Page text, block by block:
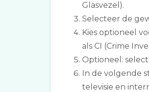
Glasvezel).
Selecteer de
Kies optioneel
als CI (Crime
Optioneel:
In de volgende
televisie en